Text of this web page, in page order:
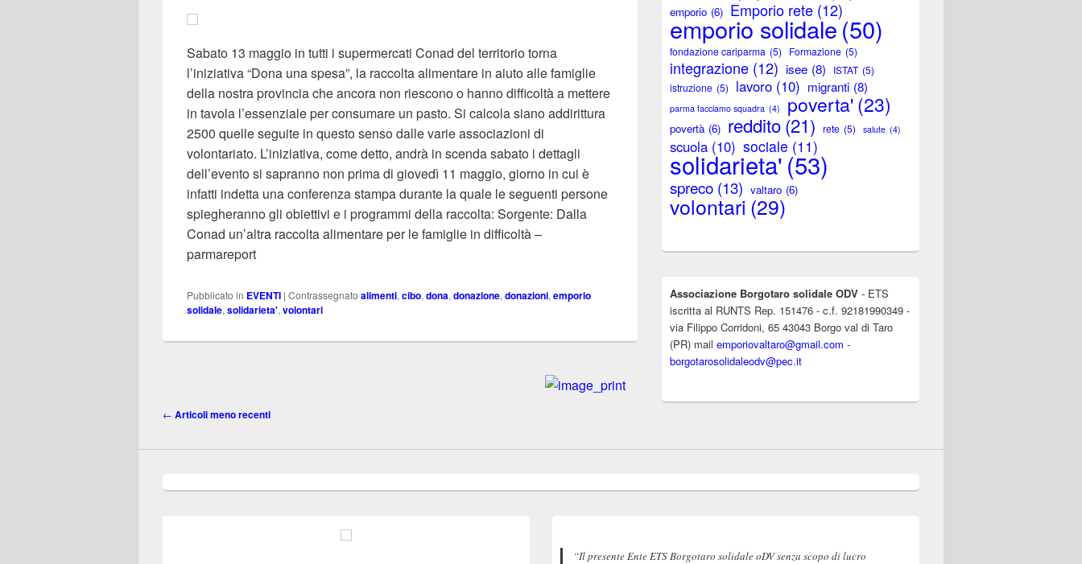
Sabato 13 maggio in tutti i supermercati Conad del territorio torna
l’iniziativa “Dona una spesa”, la raccolta alimentare in aiuto alle famiglie
della nostra provincia che ancora non riescono o hanno difficoltà a mettere
in tavola l’essenziale per consumare un pasto. Si calcola siano addirittura
2500 quelle seguite in questo senso dalle varie associazioni di
volontariato. L’iniziativa, come detto, andrà in scenda sabato i dettagli
dell’evento si sapranno non prima di giovedì 11 maggio, giorno in cui è
infatti indetta una conferenza stampa durante la quale le seguenti persone
spiegheranno gli obiettivi e i programmi della raccolta: Sorgente: Dalla
Conad un’altra raccolta alimentare per le famiglie in difficoltà –
parmareport
Pubblicato in EVENTI | Contrassegnato alimenti, cibo, dona, donazione, donazioni, emporio
solidale, solidarieta', volontari
Navigazione
← Articoli meno recenti
emporio (6) Emporio rete (12)
emporio solidale(50)
fondazione cariparma (5) Formazione (5)
integrazione (12) isee (8) ISTAT (5)
istruzione (5) lavoro (10) migranti (8)
parma facciamo squadra (4) poverta'(23)
povertà (6) reddito(21) rete (5) salute (4)
scuola (10) sociale (11)
solidarieta'(53)
spreco (13) valtaro (6)
volontari (29)
Associazione Borgotaro solidale ODV - ETS
iscritta al RUNTS Rep. 151476 - c.f. 92181990349 -
via Filippo Corridoni, 65 43043 Borgo val di Taro
(PR) mail emporiovaltaro@gmail.com -
borgotarosolidaleodv@pec.it
“Il presente Ente ETS Borgotaro solidale oDV senza scopo di lucro